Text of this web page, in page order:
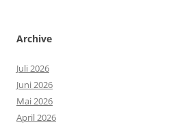
Archive
Juli 2026
Juni 2026
Mai 2026
April 2026